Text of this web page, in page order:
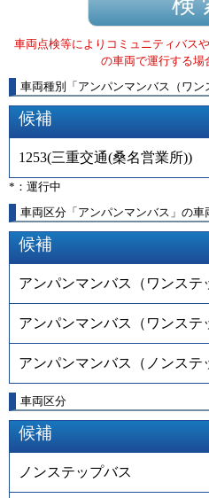
車両点検等によりコミュニティバス
の車両で運行する場
車両種別
「 アンパンマンバス（ワン
候補
1253(三重交通(桑名営業所))
*：運行中
車両区分「アンパンマンバス」の車
候補
アンパンマンバス（ワンステ
アンパンマンバス（ワンステ
アンパンマンバス（ノンステ
車両区分
候補
ノンステップバス